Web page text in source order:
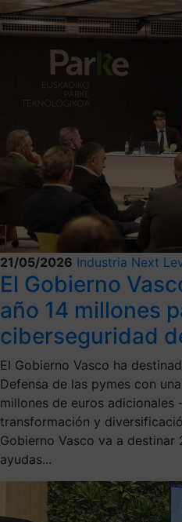
21/05/2026 Industria Next
El Gobierno
año 14 millones
ciberseguridad
El Gobierno Vasco ha
Defensa de las pymes con
millones de euros adicionales
transformación y
Gobierno Vasco va a destinar
ayudas...